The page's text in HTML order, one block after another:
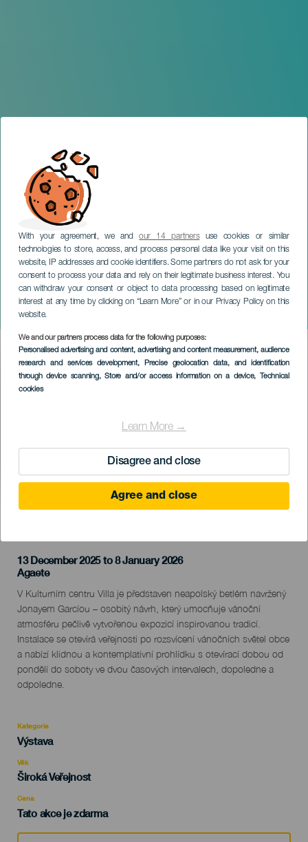
With your agreement, we andour 14 partnersuse cookies or similar
technologies to store, access, and process personal data like your visit on this
website, IP addresses and cookie identifiers. Some partners do not ask for your
consent to process your data and rely on their legitimate business interest. You
can withdraw your consent or object to data processing based on legitimate
interest at any time by clicking on “Learn More” or in our Privacy Policy on this
website.
We and our partners process data for the following purposes:
Personalised advertising and content, advertising and content measurement, audience
research and services development, Precise geolocation data, and identification
through device scanning, Store and/or access information on a device, Technical
cookies
Learn More →
Disagree and close
Agree and close
Neapolský betlém
GRAN CANARIA
Imagen
Listado
13 December 2025 to 8 January 2026
Localidad
Agaete
Descripción
del
evento
V Kulturním centru Villa je představen neapolský betlém navržený
Jonayem Garcíou – osobitý návrh, který umocňuje vánoční
atmosféru pečlivě vytvořenou expozicí inspirovanou tradicí.
Instalace se otevírá veřejnosti po rozsvícení vánočních světel obce
a nabízí klidnou a kontemplativní prohlídku s otevírací dobou od
pondělí do soboty ve dvou časových intervalech, dopoledne a
odpoledne.
Kategorie
Categoría
del
evento
Výstava
Věk
Edad
Recomendada
Široká Veřejnost
Cena
Tato akce je zdarma